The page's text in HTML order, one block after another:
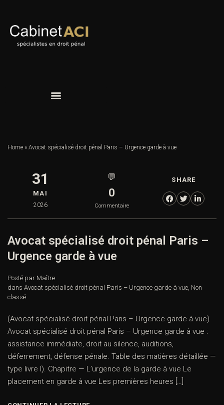
Home » Avocat spécialisé droit pénal Paris – Urgence garde à vue
31
MAI
2026
💬
0
Commentaire
SHARE
Avocat spécialisé droit pénal Paris –
Urgence garde à vue
Posté par Maître
dans Avocat spécialisé droit pénal Paris – Urgence garde à vue, Non
classé
(Avocat spécialisé droit pénal Paris – Urgence garde à vue)
Avocat spécialisé droit pénal Paris – Urgence garde à vue :
assistance immédiate, droit au silence, auditions,
déferrement, défense pénale. Table des matières détaillée —
type livre I). Chapitre — L’urgence de la garde à vue Le
placement en garde à vue Les premières heures […]